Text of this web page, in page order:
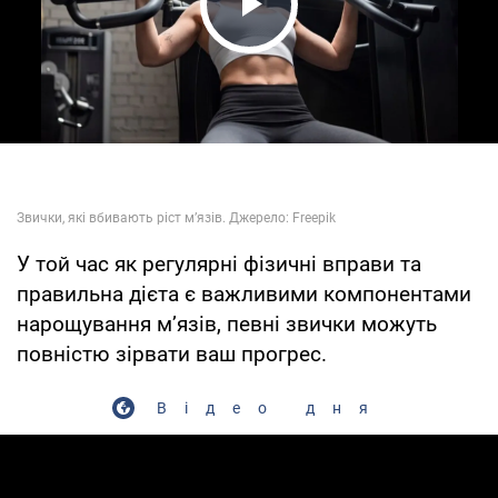
Play Video
У той час як регулярні фізичні вправи та
правильна дієта є важливими компонентами
нарощування м’язів, певні звички можуть
повністю зірвати ваш прогрес.
Відео дня